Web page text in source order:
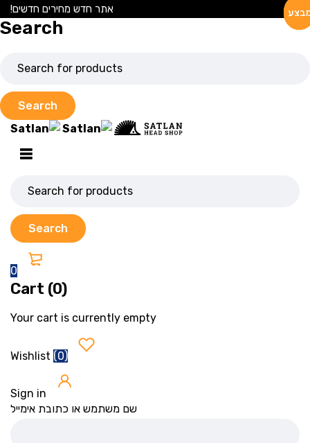
אתר חדש מחירים חדשים!
Search
0
Cart (0)
Your cart is currently empty
(0)
שם משתמש או כתובת אימייל